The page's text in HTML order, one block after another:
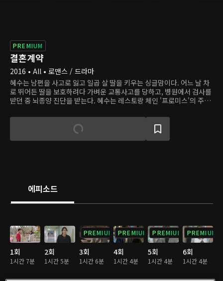
PREMIUM
결혼계약
2016 • All • 로맨스 / 드라마
혜수는 남편을 사고로 잃고 일곱 살 딸을 키우는 싱글맘이다. 어느 날 차
로 뛰어든 딸을 보호하려다 가벼운 교통사고를 당하고, 병원에서 검사를
받던 중 뇌종양 진단을 받는다. 혜수는 레스토랑 체인 '프로미스'의 주방
인 아버지의 권위와 이복형제들의 질투와 미움에 짓눌러 살아왔다. 그래
서 성격은 까칠하지만 자신을 낳아준 어머니를 위한 마음은 간절하다. 지
훈은 병으로 쓰러진 어머니에게 이식할 간을 찾을 수 없자, 일치만 한다
에피소드
1회
1시간 7분
2회
1시간 5분
PREMIUM
3회
1시간 6분
PREMIUM
4회
1시간 4분
PREMIUM
5회
1시간 4분
PREMIUM
6회
1시간 4분